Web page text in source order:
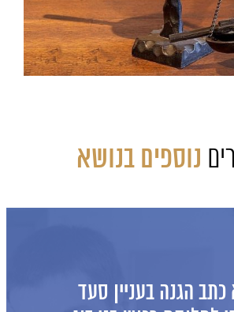
נוספים בנושא
כתב הגנה בעניין סעד